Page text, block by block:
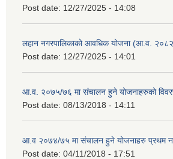
Post date: 12/27/2025 - 14:08
लहान नगरपालिकाको आवधिक योजना (आ.व.
Post date: 12/27/2025 - 14:01
आ.व. २०७५/७६ मा संचालन हुने योजनाहरुको
Post date: 08/13/2018 - 14:11
आ.व २०७४/७५ मा संचालन हुने योजनाहरु प्रथम
Post date: 04/11/2018 - 17:51